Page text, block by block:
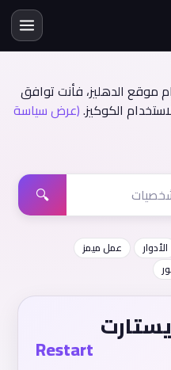
موقع الدهليز، فأنت توافق
الكوكيز.(عرض سياسة
🔍
الأدوار
عمل ميمز
Restart